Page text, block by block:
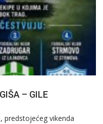
– GILE
predstojećeg vikenda